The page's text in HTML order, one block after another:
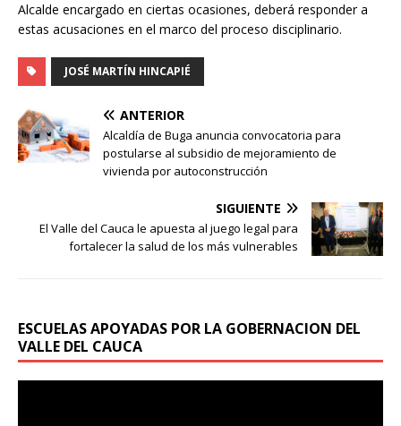
Alcalde encargado en ciertas ocasiones, deberá responder a
estas acusaciones en el marco del proceso disciplinario.
JOSÉ MARTÍN HINCAPIÉ
ANTERIOR
Alcaldía de Buga anuncia convocatoria para
postularse al subsidio de mejoramiento de
vivienda por autoconstrucción
SIGUIENTE
El Valle del Cauca le apuesta al juego legal para
fortalecer la salud de los más vulnerables
ESCUELAS APOYADAS POR LA GOBERNACION DEL
VALLE DEL CAUCA